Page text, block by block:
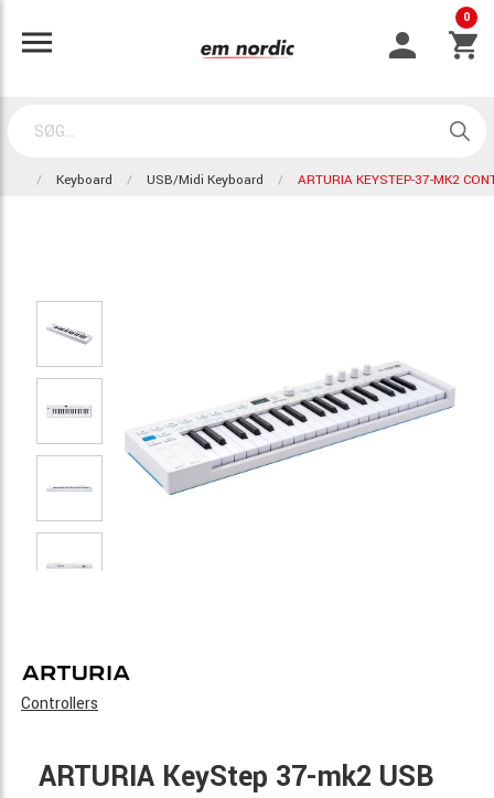
0
Keyboard USB/Midi Keyboard ARTURIA KEYSTEP-37-MK2
Controllers
ARTURIA KeyStep 37-mk2 USB